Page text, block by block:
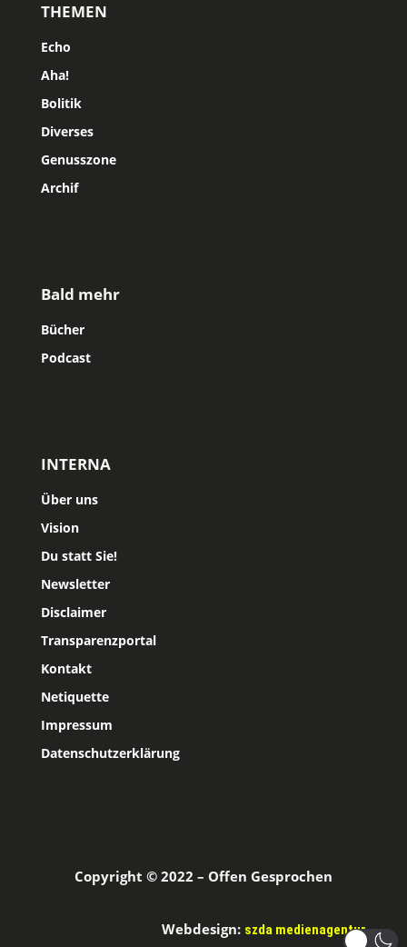
THEMEN
Echo
Aha!
Bolitik
Diverses
Genusszone
Archif
Bald mehr
Bücher
Podcast
INTERNA
Über uns
Vision
Du statt Sie!
Newsletter
Disclaimer
Transparenzportal
Kontakt
Netiquette
Impressum
Datenschutzerklärung
Copyright © 2022 – Offen Gesprochen
Webdesign: szda medienagentur